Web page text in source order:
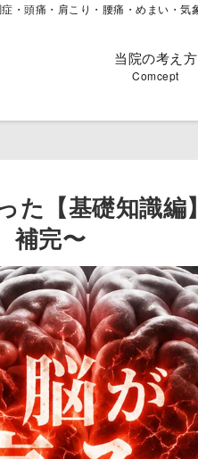
・頭痛・肩こり・腰痛・めまい・
当院の考え方
Comcept
た【基礎知識
補完〜